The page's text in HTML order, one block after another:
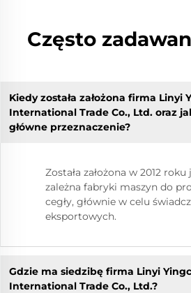
Często
Kiedy została założona firma Linyi
International Trade Co., Ltd. oraz
główne przeznaczenie?
Została założona w 2012 roku
zależna fabryki maszyn do
cegły, głównie w celu
eksportowych.
Gdzie ma siedzibę firma Linyi
International Trade Co., Ltd.?